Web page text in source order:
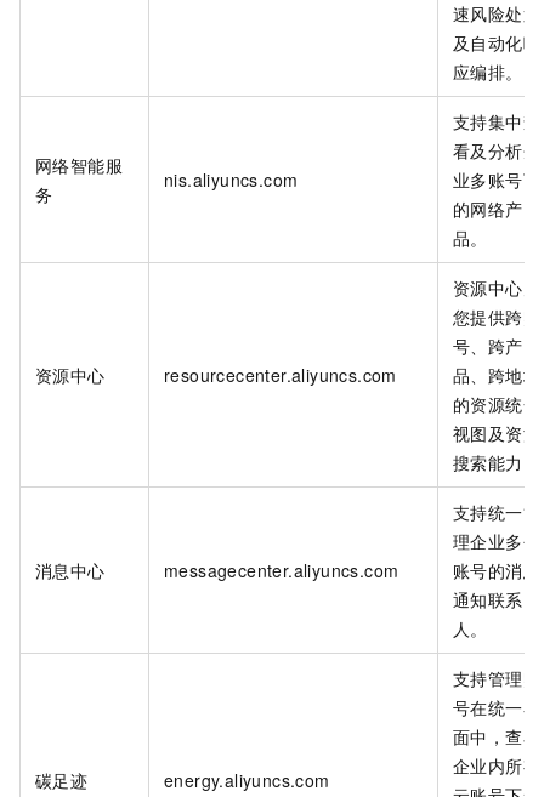
速风险处置
及自动化响
应编排。
网络智能服
务
nis.aliyuncs.com
支持集中查
看及分析企
业多账号下
的网络产
品。
资源中心 resourcecenter.aliyuncs.com
资源中心为
您提供跨账
号、跨产
品、跨地域
的资源统一
视图及资源
搜索能力。
消息中心 messagecenter.aliyuncs.com
支持统一管
理企业多个
账号的消息
通知联系
人。
碳足迹 energy.aliyuncs.com
支持管理账
号在统一界
面中，查看
企业内所有